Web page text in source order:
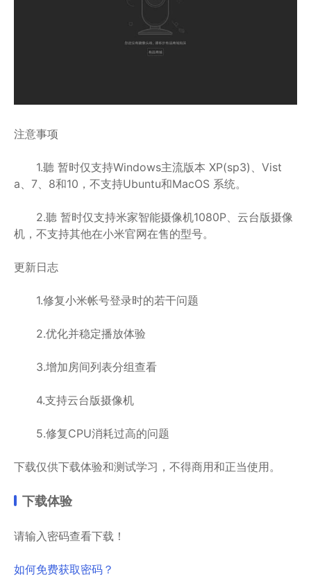
注意事项
1.聽 暂时仅支持Windows主流版本 XP(sp3)、Vist
a、7、8和10，不支持Ubuntu和MacOS 系统。
2.聽 暂时仅支持米家智能摄像机1080P、云台版摄像
机，不支持其他在小米官网在售的型号。
更新日志
1.修复小米帐号登录时的若干问题
2.优化并稳定播放体验
3.增加房间列表分组查看
4.支持云台版摄像机
5.修复CPU消耗过高的问题
下载仅供下载体验和测试学习，不得商用和正当使用。
下载体验
请输入密码查看下载！
如何免费获取密码？